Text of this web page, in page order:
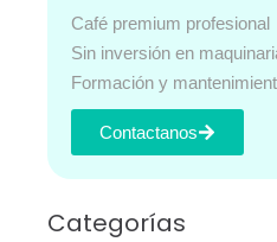
Café premium profesional
Sin inversión en
Formación y
Contactanos
Categorías